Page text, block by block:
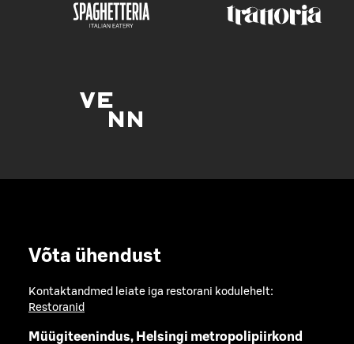
Võta ühendust
Kontaktandmed leiate iga restorani kodulehelt:
Restoranid
Müügiteenindus, Helsingi metropolipiirkond